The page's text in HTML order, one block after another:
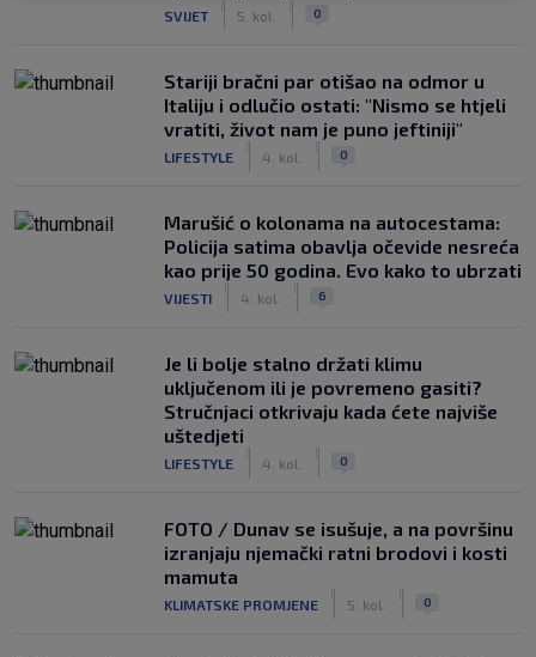
SVIJET 5. kol. 0
Stariji bračni par otišao na odmor u
Italiju i odlučio ostati: "Nismo se htjeli
vratiti, život nam je puno jeftiniji"
LIFESTYLE 4. kol. 0
Marušić o kolonama na autocestama:
Policija satima obavlja očevide nesreća
kao prije 50 godina. Evo kako to ubrzati
VIJESTI 4. kol. 6
Je li bolje stalno držati klimu
uključenom ili je povremeno gasiti?
Stručnjaci otkrivaju kada ćete najviše
uštedjeti
LIFESTYLE 4. kol. 0
FOTO / Dunav se isušuje, a na površinu
izranjaju njemački ratni brodovi i kosti
mamuta
KLIMATSKE PROMJENE 5. kol. 0